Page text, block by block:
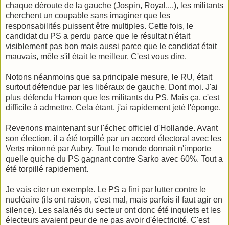
chaque déroute de la gauche (Jospin, Royal,...), les militants
cherchent un coupable sans imaginer que les
responsabilités puissent être multiples. Cette fois, le
candidat du PS a perdu parce que le résultat n'était
visiblement pas bon mais aussi parce que le candidat était
mauvais, mêle s'il était le meilleur. C'est vous dire.
Notons néanmoins que sa principale mesure, le RU, était
surtout défendue par les libéraux de gauche. Dont moi. J'ai
plus défendu Hamon que les militants du PS. Mais ça, c'est
difficile à admettre. Cela étant, j'ai rapidement jeté l'éponge.
Revenons maintenant sur l'échec officiel d'Hollande. Avant
son élection, il a été torpillé par un accord électoral avec les
Verts mitonné par Aubry. Tout le monde donnait n'importe
quelle quiche du PS gagnant contre Sarko avec 60%. Tout a
été torpillé rapidement.
Je vais citer un exemple. Le PS a fini par lutter contre le
nucléaire (ils ont raison, c'est mal, mais parfois il faut agir en
silence). Les salariés du secteur ont donc été inquiets et les
électeurs avaient peur de ne pas avoir d'électricité. C'est